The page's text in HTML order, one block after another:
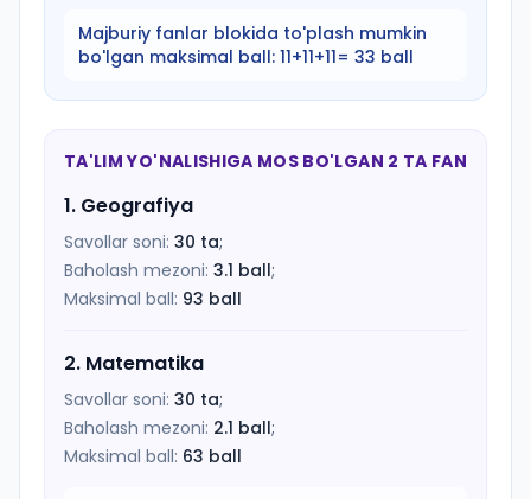
Majburiy fanlar blokida to'plash mumkin
bo'lgan maksimal ball: 11+11+11= 33 ball
TA'LIM YO'NALISHIGA MOS BO'LGAN 2 TA FAN
1. Geografiya
Savollar soni: 30 ta;
Baholash mezoni: 3.1 ball;
Maksimal ball: 93 ball
2. Matematika
Savollar soni: 30 ta;
Baholash mezoni: 2.1 ball;
Maksimal ball: 63 ball